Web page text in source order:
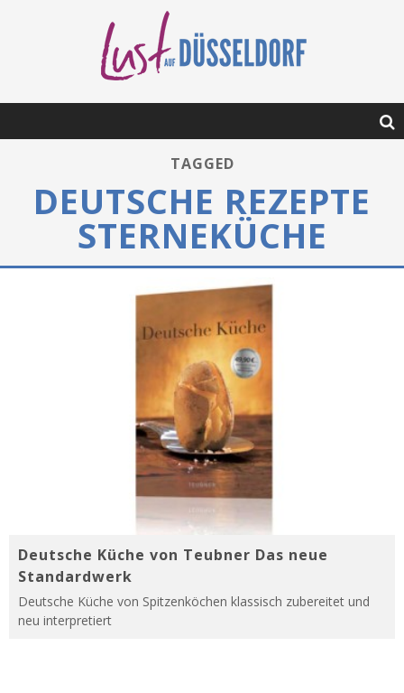
TAGGED
DEUTSCHE REZEPTE
STERNEKÜCHE
Deutsche Küche von Teubner Das neue
Standardwerk
Deutsche Küche von Spitzenköchen klassisch zubereitet und
neu interpretiert